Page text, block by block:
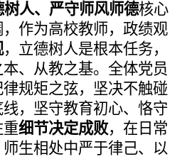
人、严守师风师德核心
作为高校教师，政绩观
，立德树人是根本任务，
、从教之基。全体党员
规矩之弦，坚决不触碰
，坚守教育初心、恪守
重细节决定成败，在日常
生相处中严于律己、以